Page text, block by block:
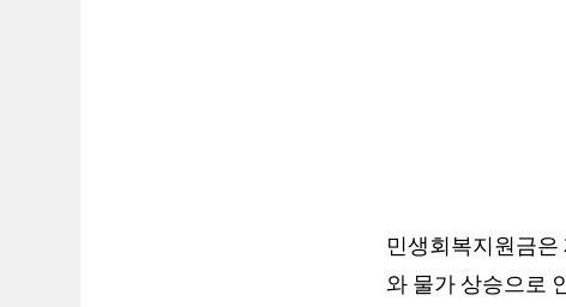
민생회복지원금
와 물가 상승으로